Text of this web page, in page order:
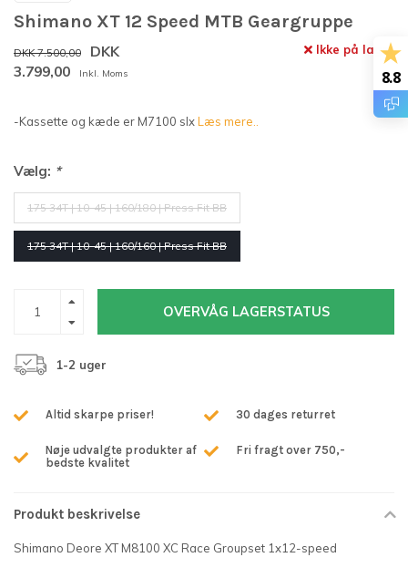
Shimano XT 12 Speed MTB Geargruppe
DKK 7.500,00
DKK
3.799,00
Inkl. Moms
Ikke på lager
-Kassette og kæde er M7100 slxLæs mere..
Vælg: *
175 34T | 10-45 | 160/180 | Press Fit BB
175 34T | 10-45 | 160/160 | Press Fit BB
OVERVÅG LAGERSTATUS
1-2 uger
Altid skarpe priser! 30 dages returret
Nøje udvalgte produkter af
bedste kvalitet
Fri fragt over 750,-
Produkt beskrivelse
Shimano Deore XT M8100 XC Race Groupset 1x12-speed
8.8